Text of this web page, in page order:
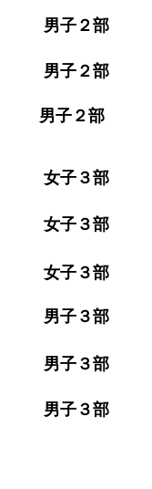
男子２部
男子２部 名
男子２部 九
女子３部 筑
女子３部 熊
女子３部 長
男子３部
男子３部
男子３部